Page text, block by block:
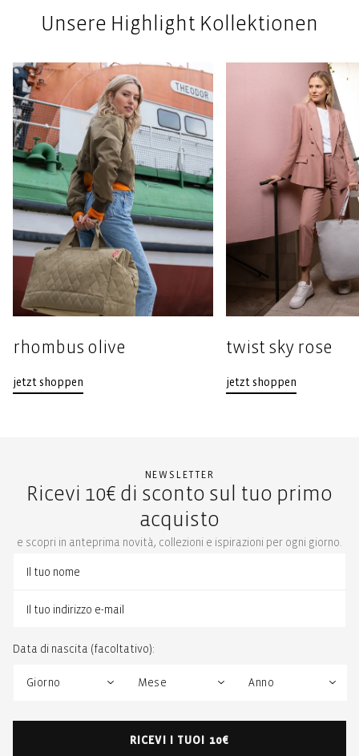
Unsere Highlight Kollektionen
rhombus olive
jetzt shoppen
twist sky rose
jetzt shoppen
NEWSLETTER
Ricevi 10€ di sconto sul tuo primo
acquisto
e scopri in anteprima novità, collezioni e ispirazioni per ogni giorno.
Data di nascita (facoltativo):
RICEVI I TUOI 10€